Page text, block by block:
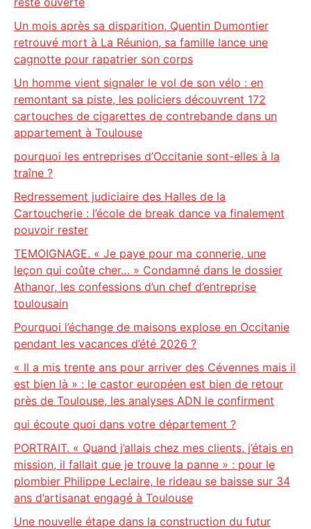
Un mois après sa disparition, Quentin Dumontier
retrouvé mort à La Réunion, sa famille lance une
cagnotte pour rapatrier son corps
Un homme vient signaler le vol de son vélo : en
remontant sa piste, les policiers découvrent 172
cartouches de cigarettes de contrebande dans un
appartement à Toulouse
pourquoi les entreprises d’Occitanie sont-elles à la
traîne ?
Redressement judiciaire des Halles de la
Cartoucherie : l’école de break dance va finalement
pouvoir rester
TEMOIGNAGE. « Je paye pour ma connerie, une
leçon qui coûte cher… » Condamné dans le dossier
Athanor, les confessions d’un chef d’entreprise
toulousain
Pourquoi l’échange de maisons explose en Occitanie
pendant les vacances d’été 2026 ?
« Il a mis trente ans pour arriver des Cévennes mais il
est bien là » : le castor européen est bien de retour
près de Toulouse, les analyses ADN le confirment
qui écoute quoi dans votre département ?
PORTRAIT. « Quand j’allais chez mes clients, j’étais en
mission, il fallait que je trouve la panne » : pour le
plombier Philippe Leclaire, le rideau se baisse sur 34
ans d’artisanat engagé à Toulouse
Une nouvelle étape dans la construction du futur